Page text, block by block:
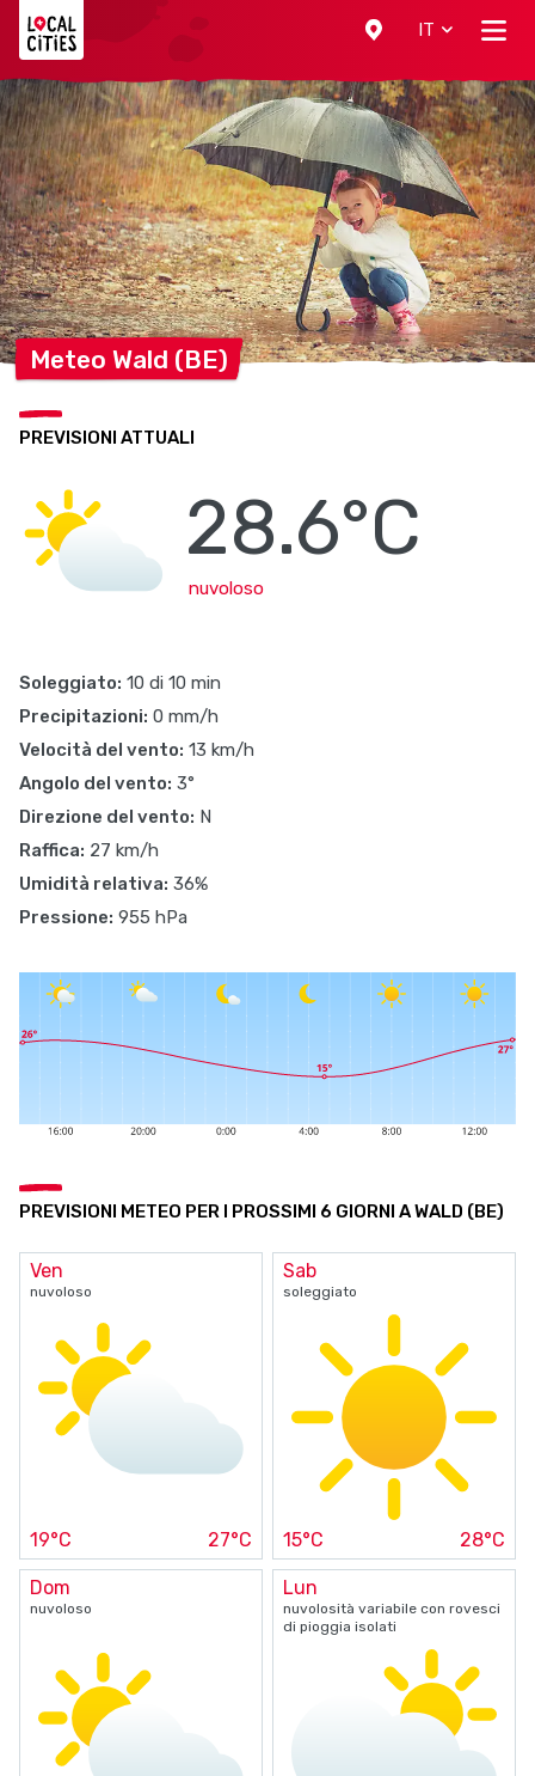
IT
Meteo Wald (BE)
PREVISIONI ATTUALI
28.6°C
nuvoloso
Soleggiato: 10 di 10 min
Precipitazioni: 0 mm/h
Velocità del vento: 13 km/h
Angolo del vento: 3°
Direzione del vento: N
Raffica: 27 km/h
Umidità relativa: 36%
Pressione: 955 hPa
PREVISIONI METEO PER I PROSSIMI 6 GIORNI A WALD (BE)
Ven
nuvoloso
19°C 27°C
Sab
soleggiato
15°C 28°C
Dom
nuvoloso
Lun
nuvolosità variabile con rovesci
di pioggia isolati